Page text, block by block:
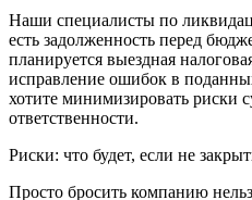
Наши специалисты по
есть задолженность перед
планируется выездная
исправление ошибок в
хотите минимизировать риски
ответственности.
Риски: что будет, если не
Просто бросить компанию